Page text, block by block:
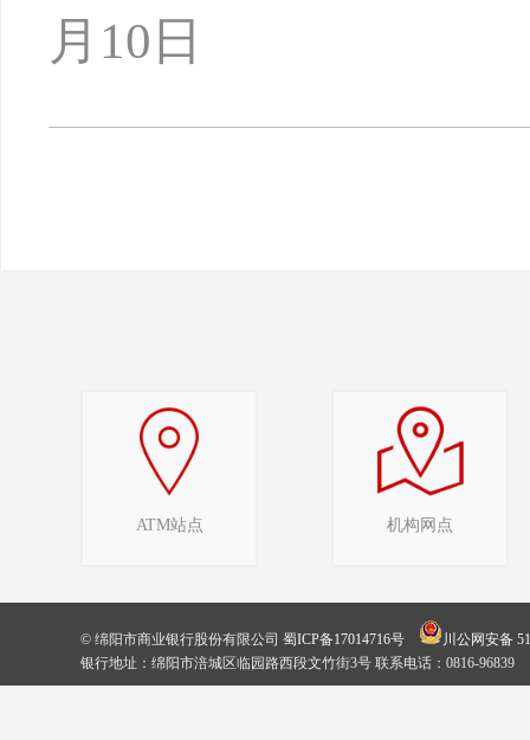
月10日
ATM站点 机构网点
© 绵阳市商业银行股份有限公司 蜀ICP备17014716号
川公网安备
银行地址：绵阳市涪城区临园路西段文竹街3号 联系电话：0816-96839